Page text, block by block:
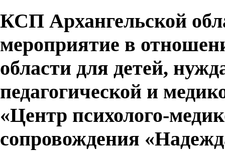
КСП Архангельской
мероприятие в
области для детей,
педагогической и
«Центр психолого-
сопровождения